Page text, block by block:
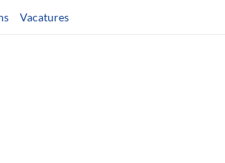
Vacatures